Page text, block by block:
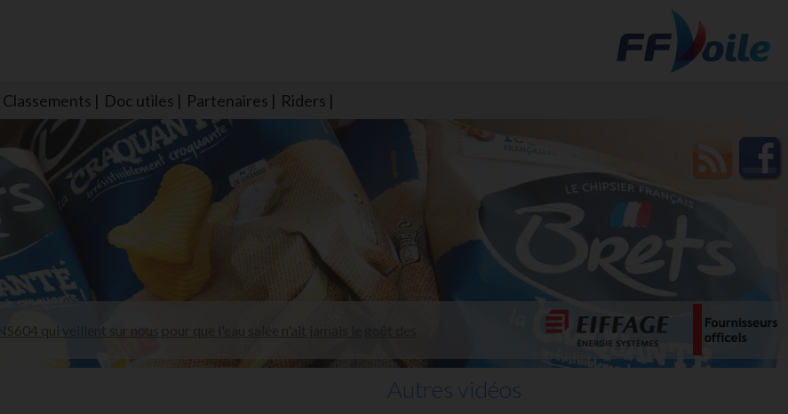
Classements Doc utiles Partenaires Riders
Autres vidéos